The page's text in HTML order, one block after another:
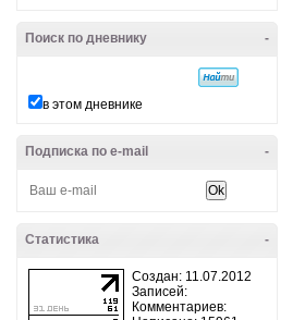
-
Поиск по дневнику
в этом дневнике
-
Подписка по e-mail
-
Статистика
Создан: 11.07.2012
Записей:
Комментариев: